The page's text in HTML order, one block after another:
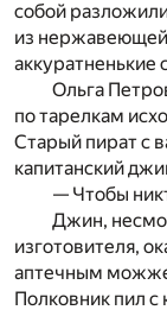
собой
из нержавеющей
аккуратненькие
Ольга
по тарелкам
Старый пират с
капитанский
— Чтобы
Джин,
изготовителя,
аптечным
Полковник пил с